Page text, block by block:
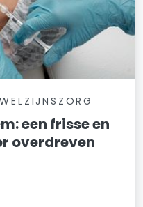
een frisse en
overdreven